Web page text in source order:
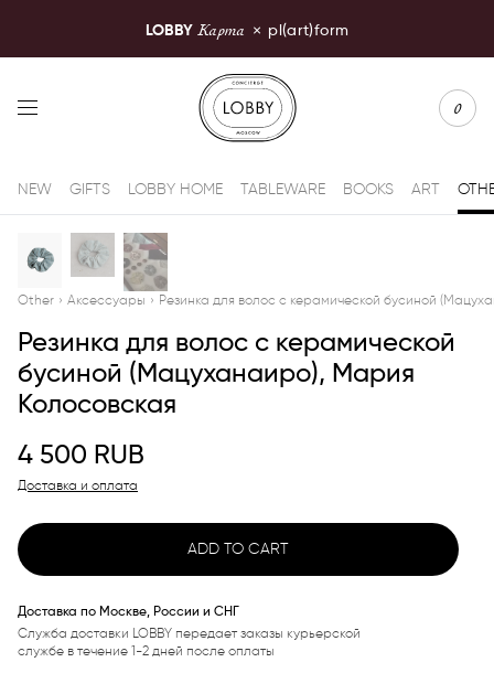
LOBBY Карта × pl(art)form
LOBBY Moscow
0
NEW GIFTS LOBBY HOME TABLEWARE BOOKS ART
Other › Аксессуары › Резинка для волос с керамической бусиной
Резинка для волос с керамической
бусиной (Мацуханаиро), Мария
Колосовская
4 500 RUB
Доставка и оплата
ADD TO CART
Доставка по Москве, России и СНГ
Служба доставки LOBBY передает заказы курьерской
службе в течение 1-2 дней после оплаты